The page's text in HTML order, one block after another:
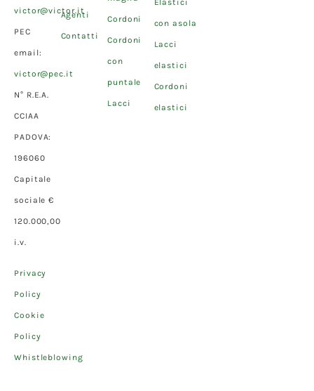
victor@victor.it
PEC
email:
victor@pec.it
N° R.E.A.
CCIAA
PADOVA:
196060
Capitale
sociale €
120.000,00
i.v.
Privacy
Policy
Cookie
Policy
Whistleblowing
Agenti
Contatti
Cordoni
Cordoni
con
puntale
Lacci
Elastici
con asola
Lacci
elastici
Cordoni
elastici